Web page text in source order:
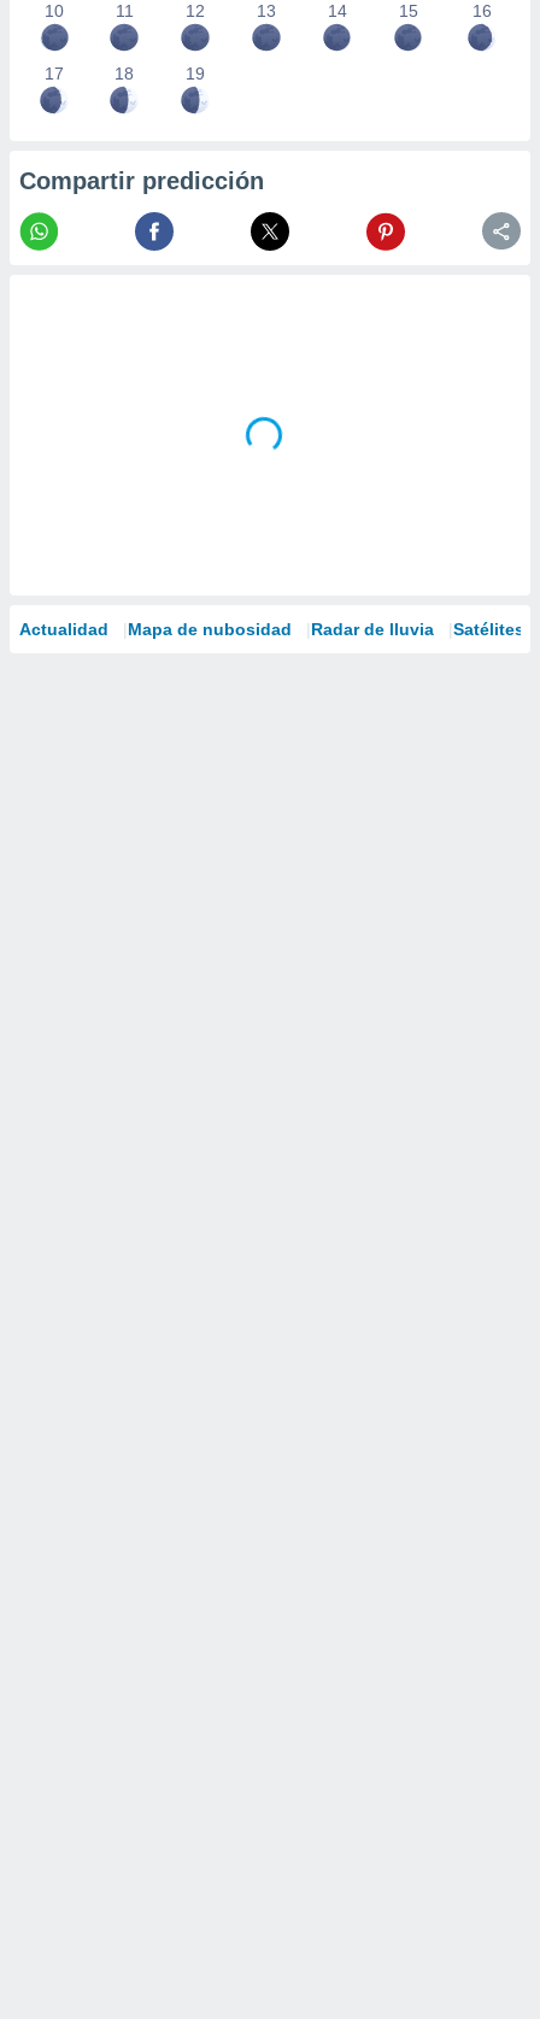
10 11 12 13 14 15 16
17 18 19
Compartir predicción
Actualidad Mapa de nubosidad Radar de lluvia Satélites